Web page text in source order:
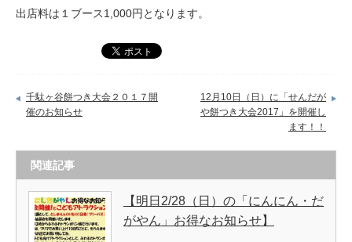
出店料は１ブース1,000円となります。
千駄ヶ谷餅つき大会２０１７開
催のお知らせ
12月10日（日）に「せんだが
や餅つき大会2017」を開催し
ます！！
関連記事
【明日2/28（日）の「にんにん・だ
がやん」お得なお知らせ】